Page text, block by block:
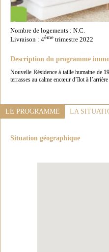
Nombre de logements : N.C.
Livraison : 4ème trimestre 2022
Description du programme
Nouvelle Résidence à taille humaine de
terrasses au calme encœur d’îlot à
LE PROGRAMME LA
Situation géographique